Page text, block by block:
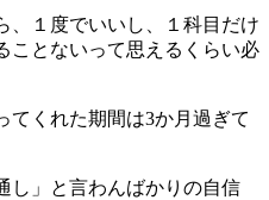
、１度でいいし、１科目だけ
ことないって思えるくらい必
てくれた期間は3か月過ぎて
し」と言わんばかりの自信